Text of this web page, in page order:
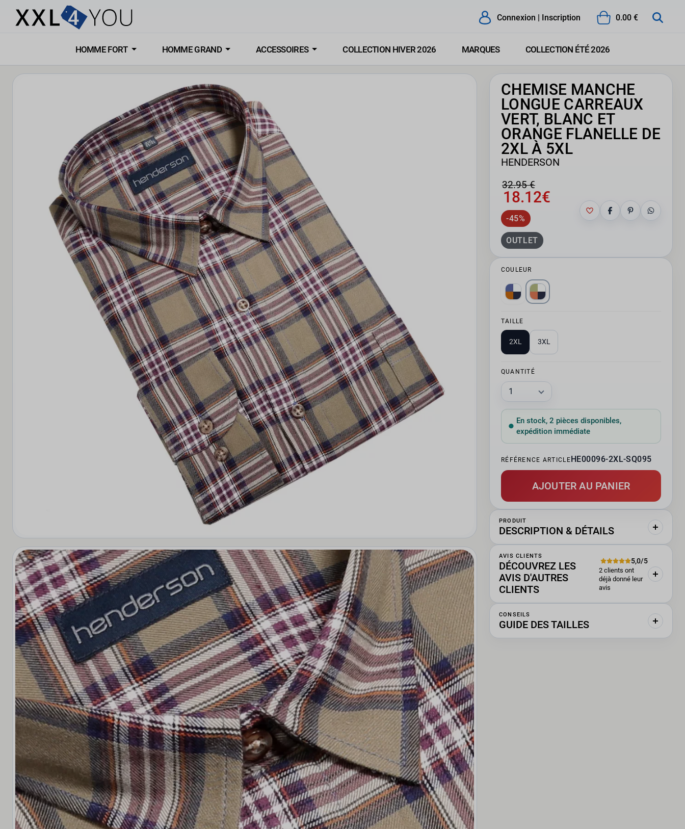
Connexion | Inscription 0.00 €
HOMME FORT HOMME GRAND ACCESSOIRES COLLECTION HIVER 2026 MARQUES COLLECTION ÉTÉ 2026
CHEMISE MANCHE
LONGUE CARREAUX
VERT, BLANC ET
ORANGE FLANELLE DE
2XL À 5XL
HENDERSON
32.95 €
18.12€
-45%
OUTLET
COULEUR
TAILLE
2XL 3XL
QUANTITÉ
En stock, 2 pièces disponibles,
expédition immédiate
RÉFÉRENCE ARTICLEHE00096-2XL-SQ095
AJOUTER AU PANIER
PRODUIT
DESCRIPTION & DÉTAILS
AVIS CLIENTS
DÉCOUVREZ LES
AVIS D'AUTRES
CLIENTS
5,0/5
2 clients ont
déjà donné leur
avis
CONSEILS
GUIDE DES TAILLES